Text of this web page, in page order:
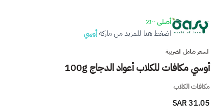
أصلى ١٠٠٪
اضغط هنا للمزيد من ماركةأوسي
السعر شامل الضريبة
أوسي مكافات للكلاب أعواد الدجاج 100g
مكافات الكلاب
31.05 SAR